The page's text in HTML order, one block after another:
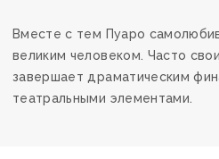
Вместе с тем Пуаро
великим человеком. Часто
завершает драматическим
театральными элементами.